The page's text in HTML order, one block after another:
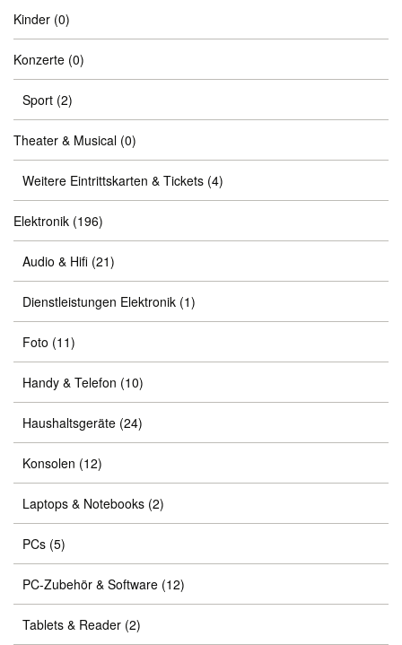
Kinder (0)
Konzerte (0)
Sport (2)
Theater & Musical (0)
Weitere Eintrittskarten & Tickets (4)
Elektronik (196)
Audio & Hifi (21)
Dienstleistungen Elektronik (1)
Foto (11)
Handy & Telefon (10)
Haushaltsgeräte (24)
Konsolen (12)
Laptops & Notebooks (2)
PCs (5)
PC-Zubehör & Software (12)
Tablets & Reader (2)